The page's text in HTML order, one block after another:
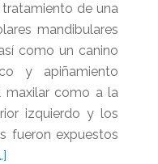
de una
mandibulares
como un canino
y apiñamiento
como a la
izquierdo y los
fueron expuestos
acerca